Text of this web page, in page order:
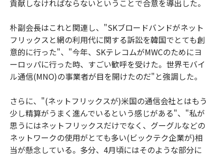
貢献しなければならないということで合意を導出した。
朴副会長はこれと関連し、"SKブロードバンドがネット
フリックスと網の利用代に関する訴訟を韓国でとても創
意的に行った"、"今年、SKテレコムがMWCのためにヨ
ーロッパに行った時、すごい歓呼を受けた。世界モバイ
ル通信(MNO)の事業者が目を開けたのだ"と強調した。
さらに、"(ネットフリックスが)米国の通信会社とはもう
少し精算がうまく進んでいるという感じがある"、"私が
思うにはネットフリックスだけでなく、グーグルなどの
ネットワークの使用がとても多い(ビックテク企業が)相
当が懸念している。多分、4月頃にはそのような部分に